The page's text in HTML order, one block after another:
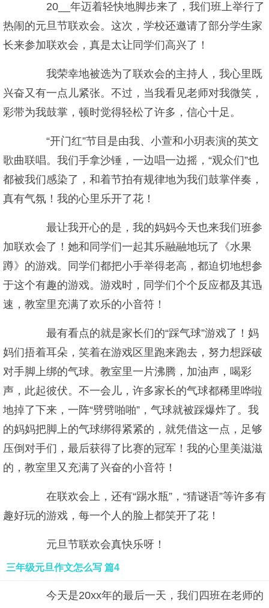
20__年迈着轻快地脚步来了，我们班上举行了
热闹的元旦节联欢会。这次，学校还邀请了部分学生家
长来参加联欢会，真是太让同学们高兴了！
我荣幸地被选为了联欢会的主持人，我心里既
兴奋又有一点儿紧张。不过，当我看见老师对我微笑，
彩带为我鼓掌，顿时觉得轻松了许多，信心十足。
“开门红”节目是由我、小萱和小玥表演的英文
歌曲联唱。我们手拿沙锤，一边唱一边摇，“观众们”也
都被我们感染了，和着节拍有规律地为我们鼓掌伴奏，
真有气氛！我的心里乐开了花！
最让我开心的是，我的妈妈今天也来我们班参
加联欢会了！她和同学们一起其乐融融地玩了《水果
蹲》的游戏。同学们都把小手举得老高，都迫切地想参
于这个有趣的游戏。游戏时，同学们个个反应都及其迅
速，教室里充满了欢乐的小音符！
最有看点的就是家长们的“踩气球”游戏了！妈
妈们捂着耳朵，笑着在游戏区里跑来跑去，努力想踩破
对手脚上绑的气球。教室里一片沸腾，加油声，喝彩
声，此起彼伏。不一会儿，许多家长的气球都稀里哗啦
地掉了下来，一阵“劈劈啪啪”，气球就被踩爆炸了。我
的妈妈把脚上的气球绑得紧紧的，就凭借这一点，足够
压倒对手们，最后获得了比赛的冠军！我的心里美滋滋
的，教室里又充满了兴奋的小音符！
在联欢会上，还有“踢水瓶”，“猜谜语”等许多有
趣好玩的游戏，每一个人的脸上都笑开了花！
元旦节联欢会真快乐呀！
三年级元旦作文怎么写 篇4
今天是20xx年的最后一天，我们四班在老师的